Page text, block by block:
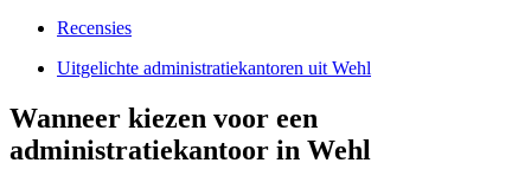
Recensies
Uitgelichte administratiekantoren uit Wehl
Wanneer kiezen voor een
administratiekantoor in Wehl